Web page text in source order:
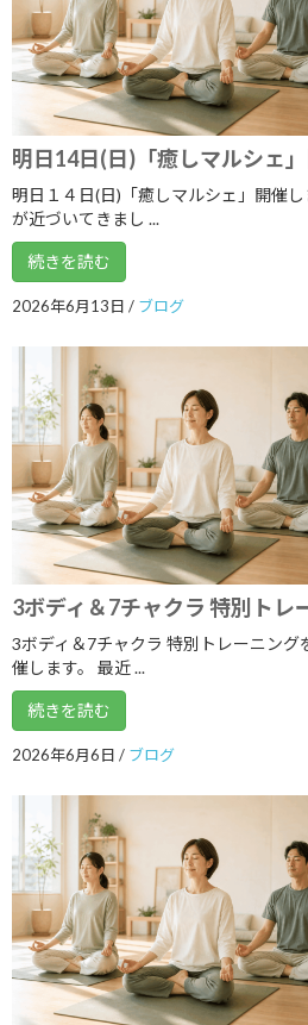
2020年9月
2020年8月
2020年7月
2020年6月
2020年4月
2020年3月
2020年2月
2019年12月
2019年11月
2019年10月
2019年9月
2019年8月
2019年7月
2019年6月
2019年5月
2019年2月
2019年1月
2018年12月
2018年11月
2018年10月
明日14日(日)「癒しマルシェ
明日１４日(日)「癒しマルシェ」開催
が近づいてきまし ...
続きを読む
2026年6月13日 / ブログ
3ボディ＆7チャクラ 特別トレ
3ボディ＆7チャクラ 特別トレーニン
催します。 最近 ...
続きを読む
2026年6月6日 / ブログ